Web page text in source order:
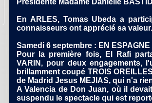
Présidente Madame Danielle
En ARLES, Tomas Ubeda a
connaisseurs ont apprécié sa valeur.
Samedi 6 septembre : EN ESPAGNE
Pour la première fois, El Rafi
VARIN, pour deux engagements,
brillamment coupé TROIS
de Madrid Jesus MEJIAS, qui n'a
A Valencia de Don Juan, où il
suspendu le spectacle qui est